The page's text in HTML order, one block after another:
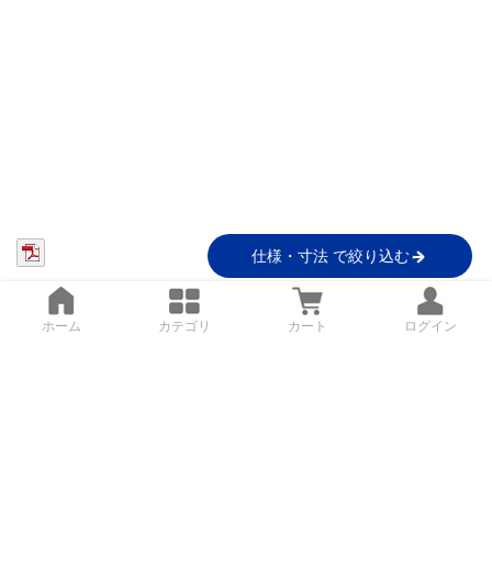
仕様・寸法 で絞り込む
ホーム カテゴリ カート ログイン